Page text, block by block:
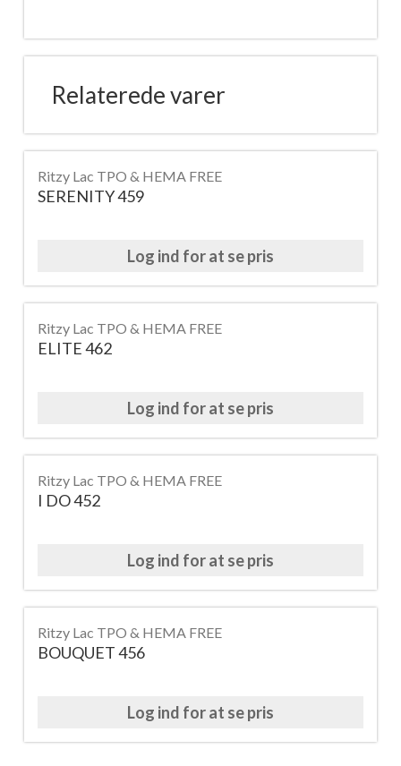
Relaterede varer
Ritzy Lac TPO & HEMA FREE
SERENITY 459
Log ind for at se pris
Ritzy Lac TPO & HEMA FREE
ELITE 462
Log ind for at se pris
Ritzy Lac TPO & HEMA FREE
I DO 452
Log ind for at se pris
Ritzy Lac TPO & HEMA FREE
BOUQUET 456
Log ind for at se pris